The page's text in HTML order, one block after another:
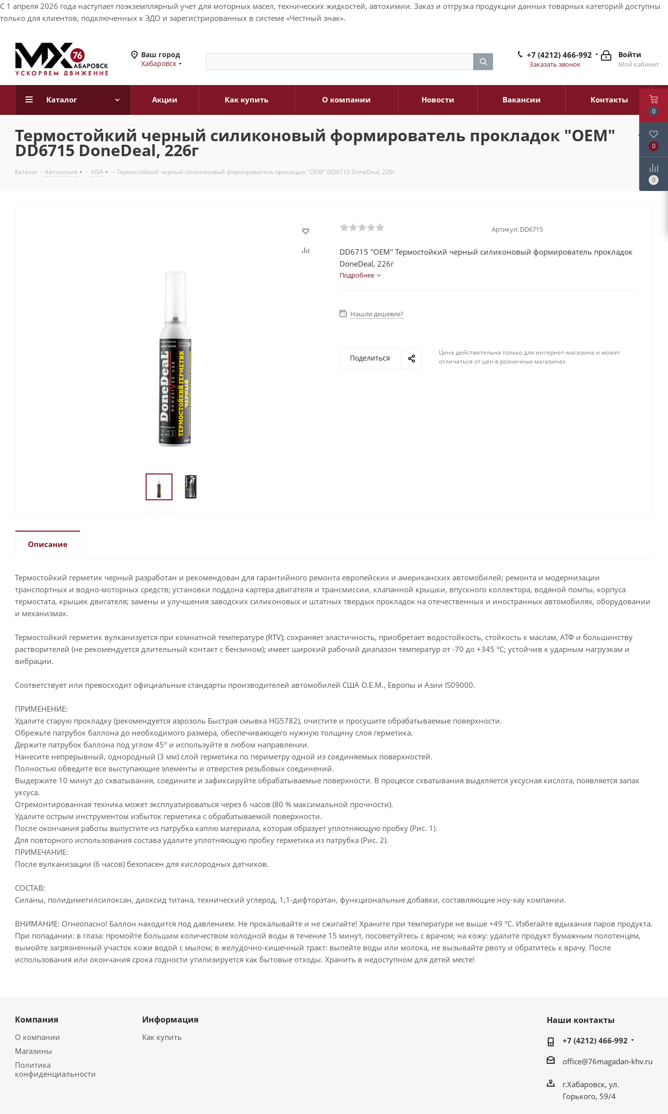
С 1 апреля 2026 года наступает поэкземплярный учет для моторных масел, технических жидкостей, автохимии. Заказ и отгрузка продукции данных товарных категорий доступны
только для клиентов, подключенных к ЭДО и зарегистрированных в системе «Честный знак».
Ваш город
Хабаровск
Войти
Мой кабинет
+7 (4212) 466-992
Заказать звонок
Каталог Акции Как купить О компании Новости Вакансии Контакты
Термостойкий черный силиконовый формирователь прокладок "ОЕМ"
DD6715 DoneDeal, 226г
Каталог - Автохимия - AGA - Термостойкий черный силиконовый формирователь прокладок "ОЕМ" DD6715 DoneDeal, 226г
Артикул: DD6715
DD6715 "ОЕМ" Термостойкий черный силиконовый формирователь прокладок
DoneDeal, 226г
Подробнее
Нашли дешевле?
Поделиться
Цена действительна только для интернет-магазина и может
отличаться от цен в розничных магазинах
Описание
Термостойкий герметик черный разработан и рекомендован для гарантийного ремонта европейских и американских автомобилей; ремонта и модернизации
транспортных и водно-моторных средств; установки поддона картера двигателя и трансмиссии, клапанной крышки, впускного коллектора, водяной помпы, корпуса
термостата, крышек двигателя; замены и улучшения заводских силиконовых и штатных твердых прокладок на отечественных и иностранных автомобилях, оборудовании
и механизмах.
Термостойкий герметик вулканизуется при комнатной температуре (RTV); сохраняет эластичность, приобретает водостойкость, стойкость к маслам, АТФ и большинству
растворителей (не рекомендуется длительный контакт с бензином); имеет широкий рабочий диапазон температур от -70 до +345 °С; устойчив к ударным нагрузкам и
вибрации.
Соответствует или превосходит официальные стандарты производителей автомобилей США О.Е.М., Европы и Азии IS09000.
ПРИМЕНЕНИЕ:
Удалите старую прокладку (рекомендуется аэрозоль Быстрая смывка HG5782), очистите и просушите обрабатываемые поверхности.
Обрежьте патрубок баллона до необходимого размера, обеспечивающего нужную толщину слоя герметика.
Держите патрубок баллона под углом 45° и используйте в любом направлении.
Нанесите непрерывный, однородный (3 мм) слой герметика по периметру одной из соединяемых поверхностей.
Полностью обведите все выступающие элементы и отверстия резьбовых соединений.
Выдержите 10 минут до схватывания, соедините и зафиксируйте обрабатываемые поверхности. В процессе схватывания выделяется уксусная кислота, появляется запах
уксуса.
Отремонтированная техника может эксплуатироваться через 6 часов (80 % максимальной прочности).
Удалите острым инструментом избыток герметика с обрабатываемой поверхности.
После окончания работы выпустите из патрубка каплю материала, которая образует уплотняющую пробку (Рис. 1).
Для повторного использования состава удалите уплотняющую пробку герметика из патрубка (Рис. 2).
ПРИМЕЧАНИЕ:
После вулканизации (6 часов) безопасен для кислородных датчиков.
СОСТАВ:
Силаны, полидиметилсилоксан, диоксид титана, технический углерод, 1,1-дифторэтан, функциональные добавки, составляющие ноу-хау компании.
ВНИМАНИЕ: Огнеопасно! Баллон находится под давлением. Не прокалывайте и не сжигайте! Храните при температуре не выше +49 °С. Избегайте вдыхания паров продукта.
При попадании: в глаза: промойте большим количеством холодной воды в течение 15 минут, посоветуйтесь с врачом; на кожу: удалите продукт бумажным полотенцем,
вымойте загрязненный участок кожи водой с мылом; в желудочно-кишечный тракт: выпейте воды или молока, не вызывайте рвоту и обратитесь к врачу. После
использования или окончания срока годности утилизируется как бытовые отходы. Хранить в недоступном для детей месте!
Компания
О компании
Магазины
Политика
конфиденциальности
Информация
Как купить
Наши контакты
+7 (4212) 466-992
office@76magadan-khv.ru
г.Хабаровск, ул.
Горького, 59/4
0
0
0